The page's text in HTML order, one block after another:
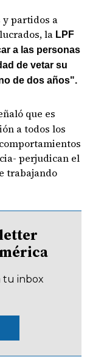
y partidos a
la LPF
a las personas
de vetar su
de dos años".
que es
a todos los
perjudican el
trabajando
tu inbox